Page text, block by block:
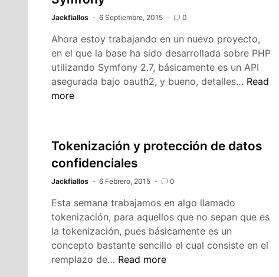
Jackfiallos 6 Septiembre, 2015 0
Ahora estoy trabajando en un nuevo proyecto,
en el que la base ha sido desarrollada sobre PHP
utilizando Symfony 2.7, básicamente es un API
asegurada bajo oauth2, y bueno, detalles… Mis
Read
more
Tokenización y protección de datos
confidenciales
Jackfiallos 6 Febrero, 2015 0
Esta semana trabajamos en algo llamado
tokenización, para aquellos que no sepan que es
la tokenización, pues básicamente es un
concepto bastante sencillo el cual consiste en el
remplazo de… Tokenización
Read more